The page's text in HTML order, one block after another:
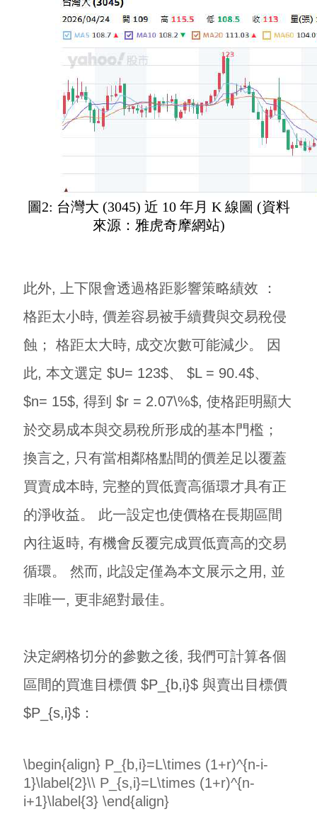
圖2: 台灣大 (3045) 近 10 年月 K 線圖 (資料
來源：雅虎奇摩網站)
此外, 上下限會透過格距影響策略績效 ：
格距太小時, 價差容易被手續費與交易稅侵
蝕； 格距太大時, 成交次數可能減少。 因
此, 本文選定 $U= 123$、 $L = 90.4$、
$n= 15$, 得到 $r = 2.07\%$, 使格距明顯大
於交易成本與交易稅所形成的基本門檻；
換言之, 只有當相鄰格點間的價差足以覆蓋
買賣成本時, 完整的買低賣高循環才具有正
的淨收益。 此一設定也使價格在長期區間
內往返時, 有機會反覆完成買低賣高的交易
循環。 然而, 此設定僅為本文展示之用, 並
非唯一, 更非絕對最佳。
決定網格切分的參數之後, 我們可計算各個
區間的買進目標價 $P_{b,i}$ 與賣出目標價
$P_{s,i}$：
\begin{align} P_{b,i}=L\times (1+r)^{n-i-
1}\label{2}\\ P_{s,i}=L\times (1+r)^{n-
i+1}\label{3} \end{align}